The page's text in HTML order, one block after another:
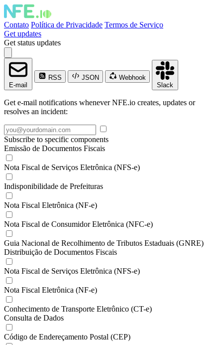
Contato Política de Privacidade Termos de Serviço
Get updates
Get status updates
E-mail
RSS JSON
Webhook
Slack
Get e-mail notifications whenever NFE.io creates, updates or
resolves an incident:
Subscribe to specific components
Emissão de Documentos Fiscais
Nota Fiscal de Serviços Eletrônica (NFS-e)
Indisponibilidade de Prefeituras
Nota Fiscal Eletrônica (NF-e)
Nota Fiscal de Consumidor Eletrônica (NFC-e)
Guia Nacional de Recolhimento de Tributos Estaduais (GNRE)
Distribuição de Documentos Fiscais
Nota Fiscal de Serviços Eletrônica (NFS-e)
Nota Fiscal Eletrônica (NF-e)
Conhecimento de Transporte Eletrônico (CT-e)
Consulta de Dados
Código de Endereçamento Postal (CEP)